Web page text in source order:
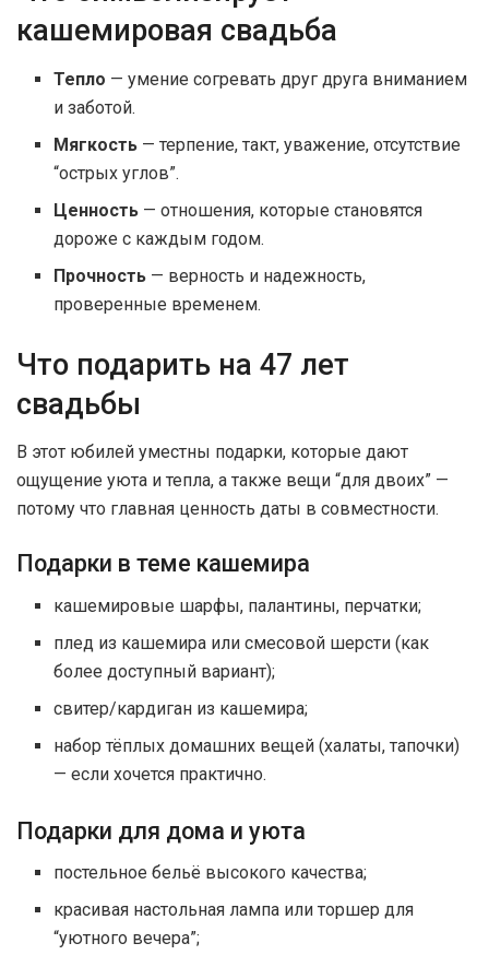
кашемировая свадьба
Тепло — умение согревать друг друга вниманием
и заботой.
Мягкость — терпение, такт, уважение, отсутствие
“острых углов”.
Ценность — отношения, которые становятся
дороже с каждым годом.
Прочность — верность и надежность,
проверенные временем.
Что подарить на 47 лет
свадьбы
В этот юбилей уместны подарки, которые дают
ощущение уюта и тепла, а также вещи “для двоих” —
потому что главная ценность даты в совместности.
Подарки в теме кашемира
кашемировые шарфы, палантины, перчатки;
плед из кашемира или смесовой шерсти (как
более доступный вариант);
свитер/кардиган из кашемира;
набор тёплых домашних вещей (халаты, тапочки)
— если хочется практично.
Подарки для дома и уюта
постельное бельё высокого качества;
красивая настольная лампа или торшер для
“уютного вечера”;